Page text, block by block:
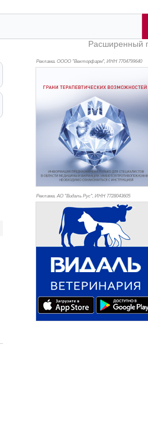
Расширенный
Реклама. ОООО "Векторфарм", ИНН 7704799640
Реклама. АО "Видаль Рус", ИНН 7728043605